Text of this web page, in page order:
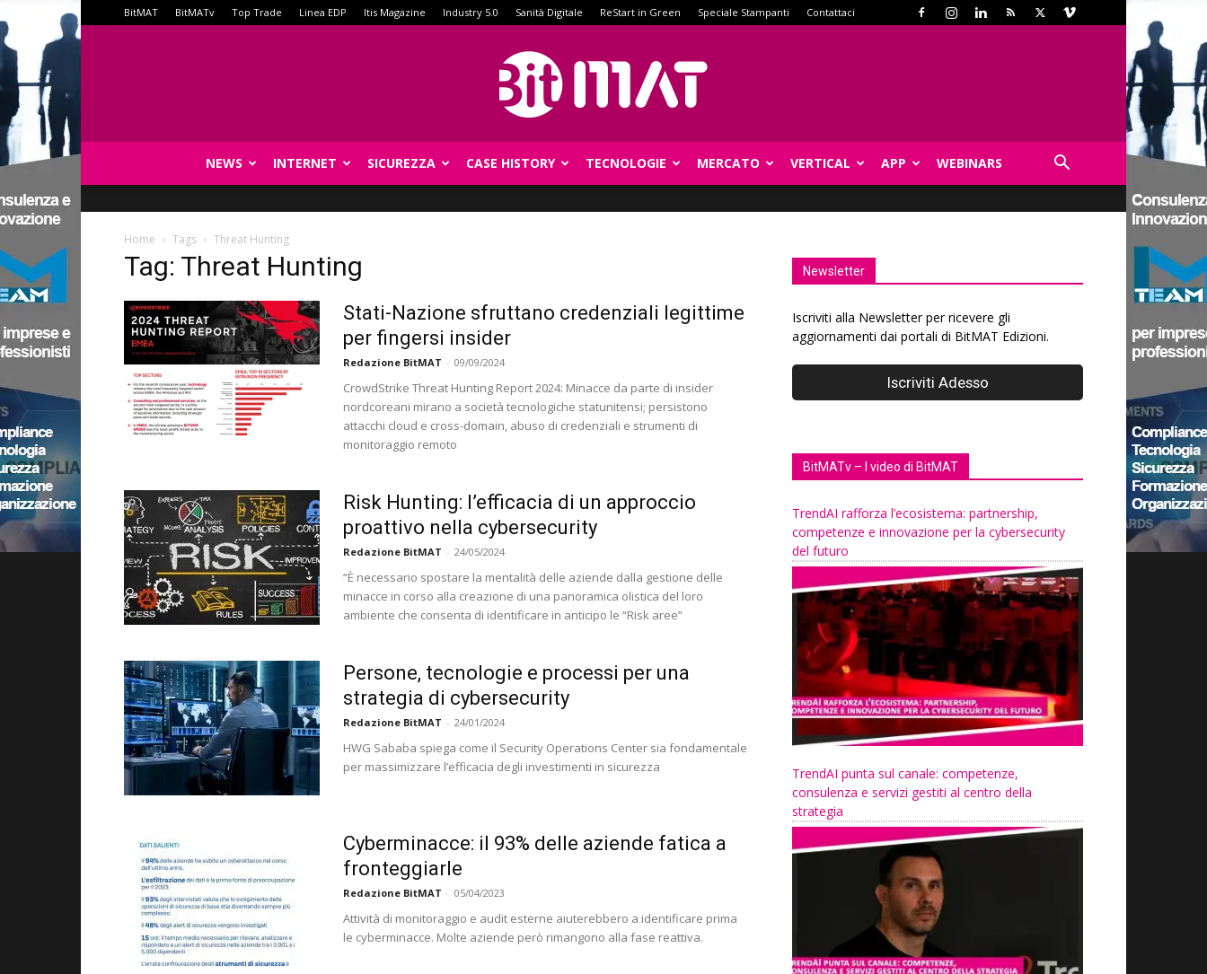
BitMAT BitMATv Top Trade Linea EDP Itis Magazine Industry 5.0 Sanità Digitale ReStart in Green Speciale Stampanti Contattaci
NEWS INTERNET SICUREZZA CASE HISTORY TECNOLOGIE MERCATO VERTICAL APP WEBINARS
Home Tags Threat Hunting
Tag: Threat Hunting
Stati-Nazione sfruttano credenziali legittime
per fingersi insider
Redazione BitMAT - 09/09/2024
CrowdStrike Threat Hunting Report 2024: Minacce da parte di insider
nordcoreani mirano a società tecnologiche statunitensi; persistono
attacchi cloud e cross-domain, abuso di credenziali e strumenti di
monitoraggio remoto
Risk Hunting: l’efficacia di un approccio
proattivo nella cybersecurity
Redazione BitMAT - 24/05/2024
“È necessario spostare la mentalità delle aziende dalla gestione delle
minacce in corso alla creazione di una panoramica olistica del loro
ambiente che consenta di identificare in anticipo le “Risk aree”
Persone, tecnologie e processi per una
strategia di cybersecurity
Redazione BitMAT - 24/01/2024
HWG Sababa spiega come il Security Operations Center sia fondamentale
per massimizzare l’efficacia degli investimenti in sicurezza
Cyberminacce: il 93% delle aziende fatica a
fronteggiarle
Redazione BitMAT - 05/04/2023
Attività di monitoraggio e audit esterne aiuterebbero a identificare prima
le cyberminacce. Molte aziende però rimangono alla fase reattiva.
Newsletter
Iscriviti alla Newsletter per ricevere gli
aggiornamenti dai portali di BitMAT Edizioni.
BitMATv – I video di BitMAT
TrendAI rafforza l’ecosistema: partnership,
competenze e innovazione per la cybersecurity
del futuro
TrendAI punta sul canale: competenze,
consulenza e servizi gestiti al centro della
strategia